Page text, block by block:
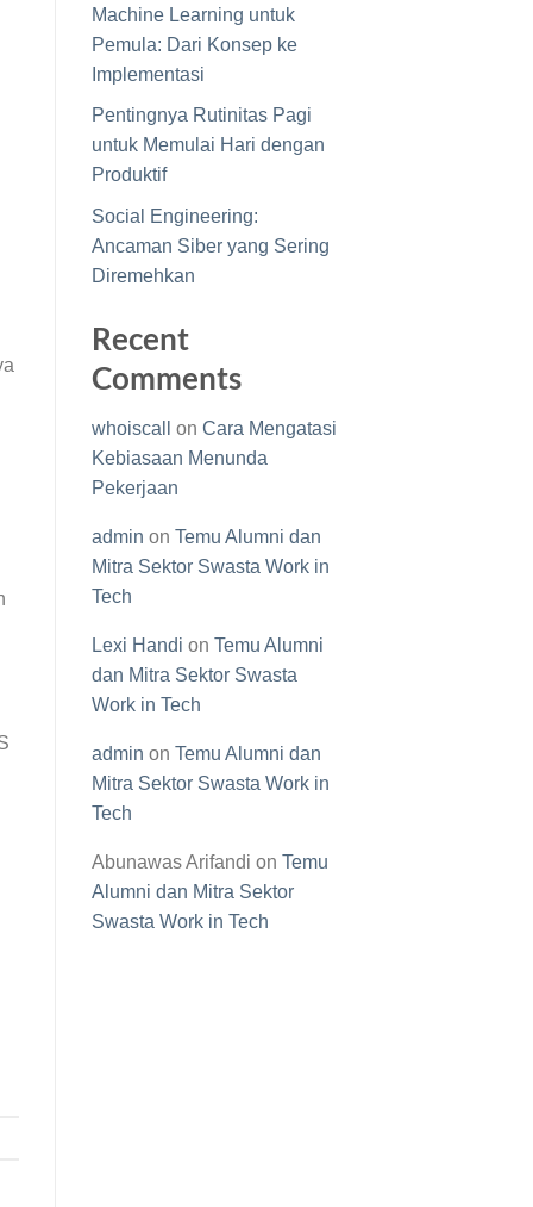
Machine Learning untuk
Pemula: Dari Konsep ke
Implementasi
Pentingnya Rutinitas Pagi
untuk Memulai Hari dengan
Produktif
Social Engineering:
Ancaman Siber yang Sering
Diremehkan
Recent
Comments
whoiscall on Cara Mengatasi
Kebiasaan Menunda
Pekerjaan
admin on Temu Alumni dan
Mitra Sektor Swasta Work in
Tech
Lexi Handi on Temu Alumni
dan Mitra Sektor Swasta
Work in Tech
admin on Temu Alumni dan
Mitra Sektor Swasta Work in
Tech
Abunawas Arifandi on Temu
Alumni dan Mitra Sektor
Swasta Work in Tech